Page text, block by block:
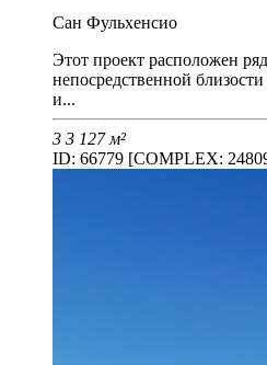
Сан Фульхенсио
Этот проект расположен
непосредственной
и...
3 3 127 м²
ID: 66779 [COMPLEX: